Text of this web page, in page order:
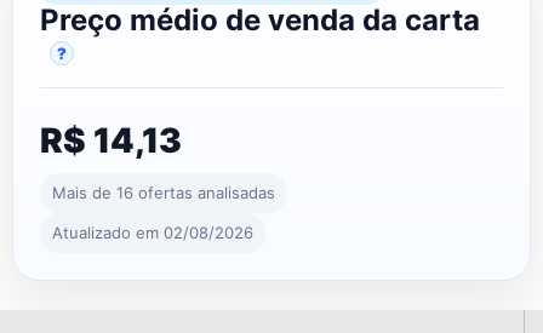
Preço médio de venda da carta
?
R$ 14,13
Mais de 16 ofertas analisadas
Atualizado em 02/08/2026